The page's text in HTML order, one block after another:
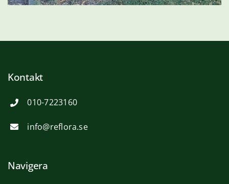
Kontakt
010-7223160
info@reflora.se
Navigera